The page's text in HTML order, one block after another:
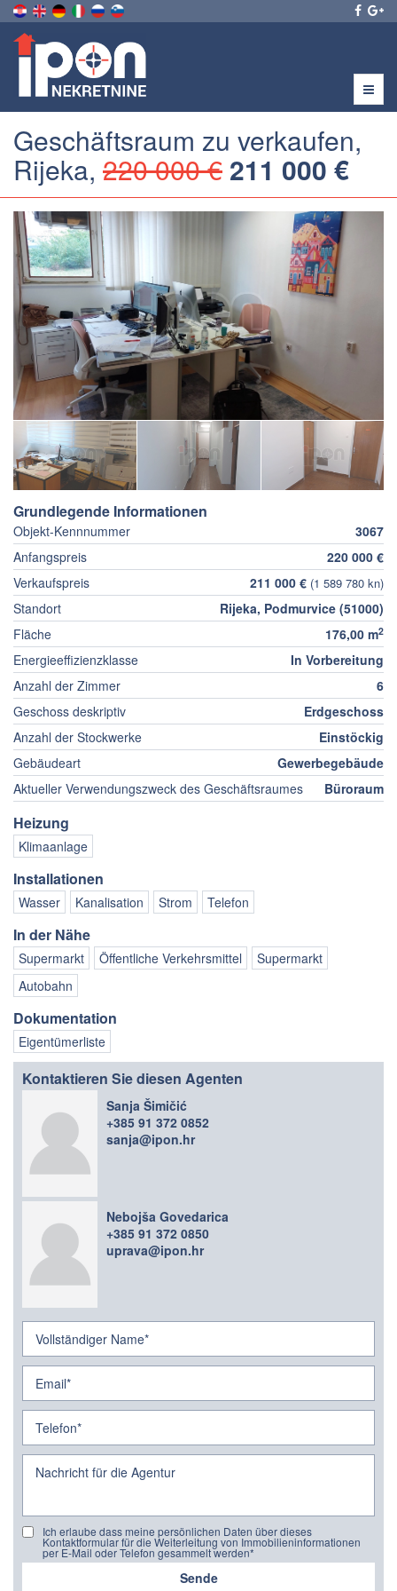
Menu
Geschäftsraum zu verkaufen,
Rijeka, 220 000 € 211 000 €
Grundlegende Informationen
Objekt-Kennnummer
3067
Anfangspreis
220 000 €
Verkaufspreis
211 000 € (1 589 780 kn)
Standort
Rijeka, Podmurvice (51000)
Fläche
176,00 m2
Energieeffizienzklasse
In Vorbereitung
Anzahl der Zimmer
6
Geschoss deskriptiv
Erdgeschoss
Anzahl der Stockwerke
Einstöckig
Gebäudeart
Gewerbegebäude
Aktueller Verwendungszweck des Geschäftsraumes
Büroraum
Heizung
Klimaanlage
Installationen
Wasser Kanalisation Strom Telefon
In der Nähe
Supermarkt Öffentliche Verkehrsmittel
Supermarkt
Autobahn
Dokumentation
Eigentümerliste
Kontaktieren Sie diesen Agenten
Sanja Šimičić
+385 91 372 0852
sanja@ipon.hr
Nebojša Govedarica
+385 91 372 0850
uprava@ipon.hr
Ich erlaube dass meine persönlichen Daten über dieses
Kontaktformular für die Weiterleitung von Immobilieninformationen
per E-Mail oder Telefon gesammelt werden*
Sende